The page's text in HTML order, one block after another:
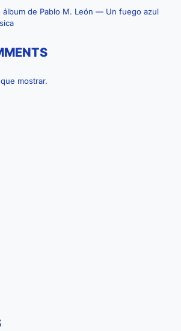
álbum de Pablo M. León — Un fuego azul
mostrar.